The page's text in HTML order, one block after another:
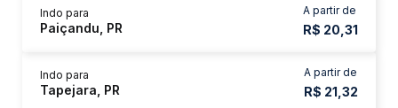
A partir de
R$ 20,31
Indo para
Paiçandu, PR
A partir de
R$ 21,32
Indo para
Tapejara, PR